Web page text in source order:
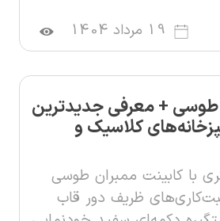
19 مرداد 1404
طوسی + معرفی جدیدترین
کلاسیک و
9 متری با کابینت ممبران طوسی
ظریف دور قاب